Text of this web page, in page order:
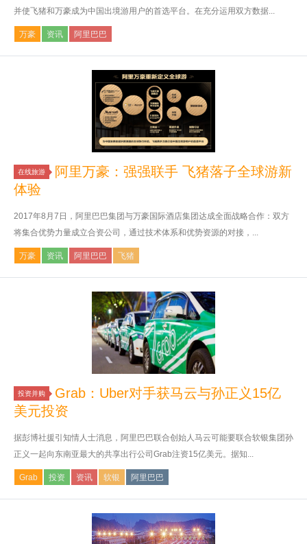
并使飞猪和万豪成为中国出境游用户的首选平台。在充分运用双方数据...
万豪 资讯 阿里巴巴
在线旅游
阿里万豪：强强联手 飞猪落子全球游新
体验
2017年8月7日，阿里巴巴集团与万豪国际酒店集团达成全面战略合作：双方
将集合优势力量成立合资公司，通过技术体系和优势资源的对接，...
万豪 资讯 阿里巴巴 飞猪
投资并购
Grab：Uber对手获马云与孙正义15亿
美元投资
据彭博社援引知情人士消息，阿里巴巴联合创始人马云可能要联合软银集团孙
正义一起向东南亚最大的共享出行公司Grab注资15亿美元。据知...
Grab 投资 资讯 软银 阿里巴巴